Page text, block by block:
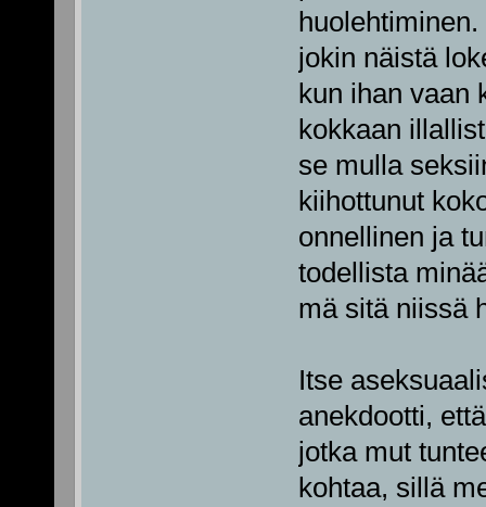
jokin näistä
kun ihan vaan
kokkaan
se mulla
kiihottunut
onnellinen ja
todellista
mä sitä niissä
Itse
anekdootti,
jotka mut
kohtaa, sillä